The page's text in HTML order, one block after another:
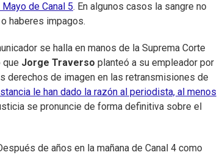
Mayo de Canal 5. En algunos casos la sangre no
haberes impagos.
se halla en manos de la Suprema Corte
que Jorge Traverso planteó a su empleador por
derechos de imagen en las retransmisiones de
le han dado la razón al periodista, al menos
se pronuncie de forma definitiva sobre el
de años en la mañana de Canal 4 como